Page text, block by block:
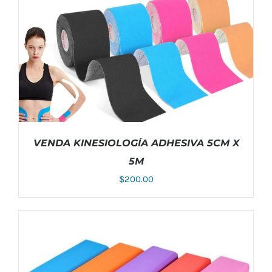
ELEGIR
EN
LA
PÁGINA
PRODUCTO
SELECCIONAR OPCIONES
PRODUCTO
TIENE
VENDA KINESIOLOGÍA ADHESIVA 5CM X
5M
$200.00